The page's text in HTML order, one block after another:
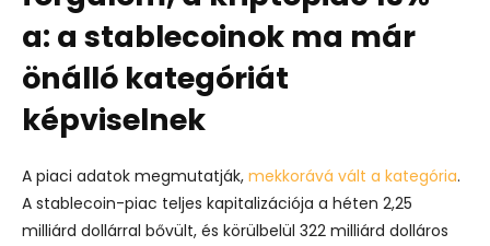
a: a stablecoinok ma már
önálló kategóriát
képviselnek
A piaci adatok megmutatják, mekkorává vált a kategória.
A stablecoin-piac teljes kapitalizációja a héten 2,25
milliárd dollárral bővült, és körülbelül 322 milliárd dolláros